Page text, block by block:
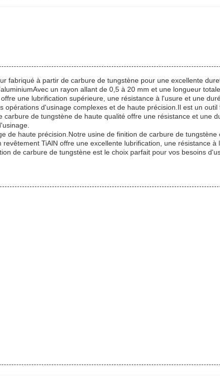
fabriqué à partir de carbure de tungstène pour une excellente
un rayon allant de 0,5 à 20 mm et une longueur
une lubrification supérieure, une résistance à l'usure et une
d'usinage complexes et de haute précision.Il est un
de tungstène de haute qualité offre une résistance et une
de haute précision.Notre usine de finition de carbure de
TiAlN offre une excellente lubrification, une résistance
de carbure de tungstène est le choix parfait pour vos besoins